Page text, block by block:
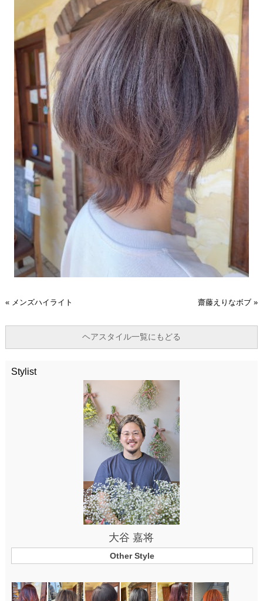
« メンズハイライト 齋藤えりなボブ »
ヘアスタイル一覧にもどる
Stylist
大谷 嘉将
Other Style